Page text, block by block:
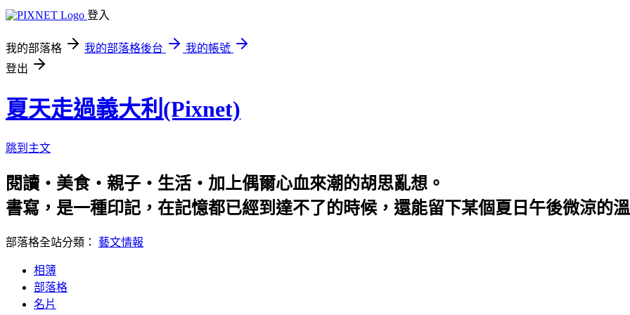
登入
我的部落格 我的部落格後台
我的帳號
登出
夏天走過義大利(Pixnet)
跳到主文
閱讀‧美食‧親子‧生活‧加上偶爾心血來潮的胡思亂想。
書寫，是一種印記，在記憶都已經到達不了的時候，還能留下某個夏日午後微涼的
部落格全站分類： 藝文情報
相簿
部落格
名片